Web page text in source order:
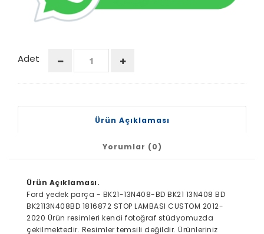
Adet
Ürün Açıklaması
Yorumlar (0)
Ürün Açıklaması.
Ford yedek parça - BK21-13N408-BD BK21 13N408 BD
BK2113N408BD 1816872 STOP LAMBASI CUSTOM 2012-
2020 Ürün resimleri kendi fotoğraf stüdyomuzda
çekilmektedir. Resimler temsili değildir. Ürünleriniz